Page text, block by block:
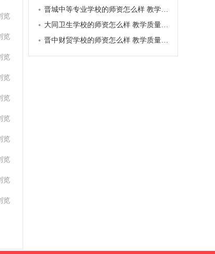
览
览
览
览
览
览
览
览
览
览
晋城中等专业学校的师资怎么样 教学质量如何
大同卫生学校的师资怎么样 教学质量如何
晋中财贸学校的师资怎么样 教学质量如何